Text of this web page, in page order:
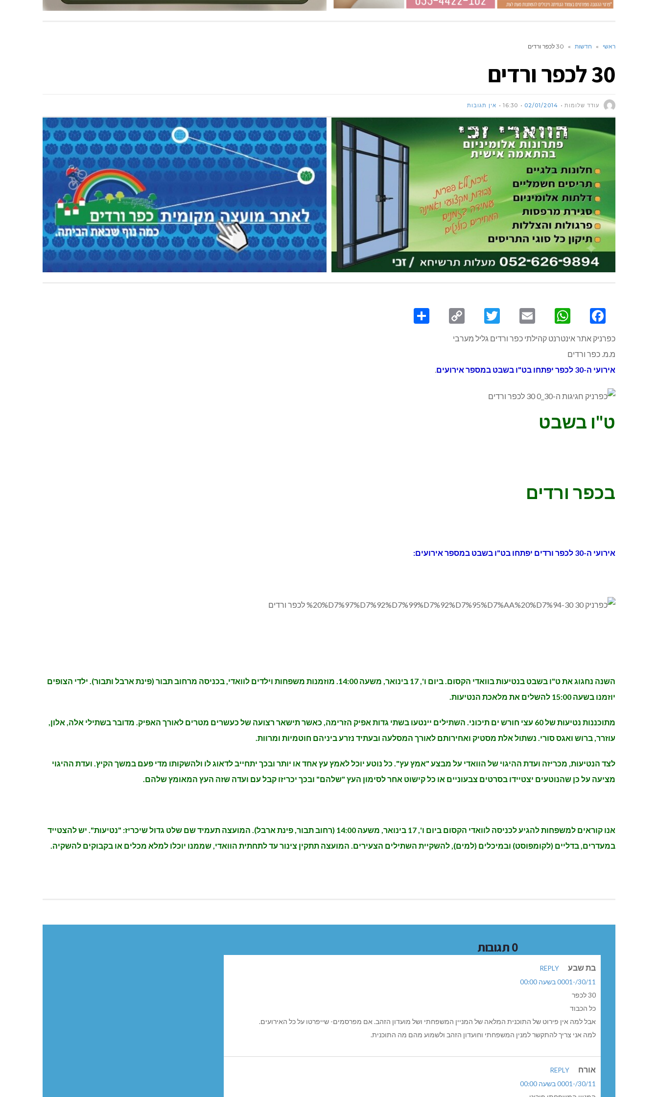
ראשי » חדשות » 30 לכפר ורדים
30 לכפר ורדים
עודד שלומות 02/01/2014
16:30 אין תגובות
Facebook
WhatsApp
Email
Twitter
Copy
כפרניק אתר אינטרנט קהילתי כפר ורדים גליל מערבי
מ.מ. כפר ורדים
אירועי ה-30 לכפר יפתחו בט"ו בשבט במספר אירועים
.
ט"ו בשבט
בכפר ורדים
אירועי ה-30 לכפר ורדים יפתחו בט"ו בשבט במספר אירועים:
השנה נחגוג את ט"ו בשבט בנטיעות בוואדי הקסום. ביום ו', 17 בינואר, משעה 14:00. מוזמנות משפחות וילדים לוואדי, בכניסה מרחוב תבור (פינת ארבל ותבור). ילדי הצופים
יוזמנו בשעה 15:00 להשלים את מלאכת הנטיעות.
מתוכננות נטיעות של 60 עצי חורש ים תיכוני. השתילים יינטעו בשתי גדות אפיק הזרימה, כאשר תישאר רצועה של כעשרים מטרים לאורך האפיק. מדובר בשתילי אלה, אלון,
עוזרר, ברוש ואגס סורי. נשתול אלת מסטיק ואחירותם לאורך המסלעה ובעתיד נזרע ביניהם חוטמיות ומרוות.
לצד הנטיעות, מכריזה ועדת ההיגוי של הוואדי על מבצע "אמץ עץ". כל נוטע יוכל לאמץ עץ אחד או יותר ובכך יתחייב לדאוג לו ולהשקותו מדי פעם במשך הקיץ. ועדת ההיגוי
מציעה על כן שהנוטעים יצטיידו בסרטים צבעוניים או כל קישוט אחר לסימון העץ "שלהם" ובכך יכריזו קבל עם ועדה שזה העץ המאומץ שלהם.
אנו קוראים למשפחות להגיע לכניסה לוואדי הקסום ביום ו', 17 בינואר, משעה 14:00 (רחוב תבור, פינת ארבל). המועצה תעמיד שם שלט גדול שיכריז: "נטיעות". יש להצטייד
במעדרים, בדליים (לקומפוסט) ובמיכלים (למים), להשקיית השתילים הצעירים. המועצה תתקין צינור עד לתחתית הוואדי, שממנו יוכלו למלא מכלים או בקבוקים להשקיה.
0 תגובות
בת שבע
REPLY
30/11/-0001 בשעה 00:00
30 לכפר
כל הכבוד
אבל למה אין פירוט של התוכנית המלאה של המניין המשפחתי ושל מועדון הזהב. אם מפרסמים- שייפרטו על כל האירועים.
למה אני צריך להתקשר למנין המשפחתי וחועדון הזהב ולשמוע מהם מה התוכנית.
אורח
REPLY
30/11/-0001 בשעה 00:00